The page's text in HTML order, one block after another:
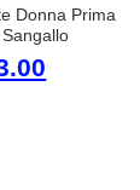
possono
Donna Prima